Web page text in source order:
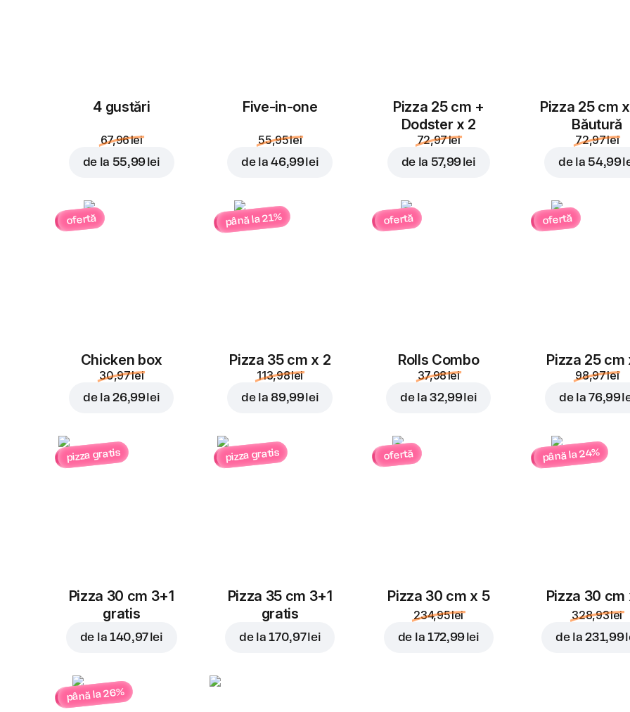
4 gustări
67,96 lei
de la 55,99 lei
Five-in-one
55,95 lei
de la46,99 lei
Pizza 25 cm +
Dodster x 2
72,97 lei
de la 57,99 lei
Pizza 25 cm
Băutură
72,97 lei
de la 54,99
ofertă
Chicken box
30,97 lei
de la26,99 lei
până la 21%
Pizza 35 cm x 2
113,98 lei
de la 89,99 lei
ofertă
Rolls Combo
37,98 lei
de la32,99 lei
ofertă
Pizza 25 cm
98,97 lei
de la76,99
pizza gratis
Pizza 30 cm 3+1
gratis
de la 140,97 lei
pizza gratis
Pizza 35 cm 3+1
gratis
de la170,97 lei
ofertă
Pizza 30 cm x 5
234,95 lei
de la 172,99 lei
până la 24%
Pizza 30 cm
328,93 lei
de la231,99
până la 26%